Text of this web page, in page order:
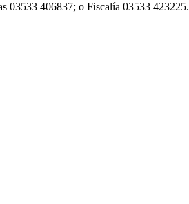
03533 406837; o Fiscalía 03533 423225.